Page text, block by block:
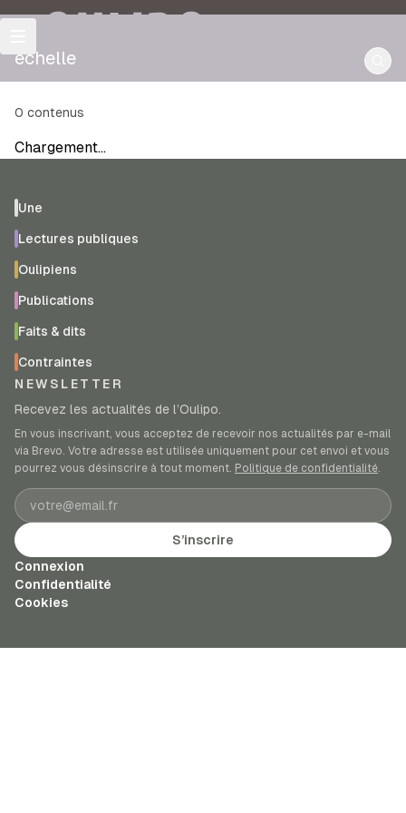
OULIPO
échelle
0 contenus
Chargement…
Une
Lectures publiques
Oulipiens
Publications
Faits & dits
Contraintes
NEWSLETTER
Recevez les actualités de l’Oulipo.
En vous inscrivant, vous acceptez de recevoir nos actualités par e-mail
via Brevo. Votre adresse est utilisée uniquement pour cet envoi et vous
pourrez vous désinscrire à tout moment. Politique de confidentialité.
Adresse e-mail
S’inscrire
Connexion
Confidentialité
Cookies